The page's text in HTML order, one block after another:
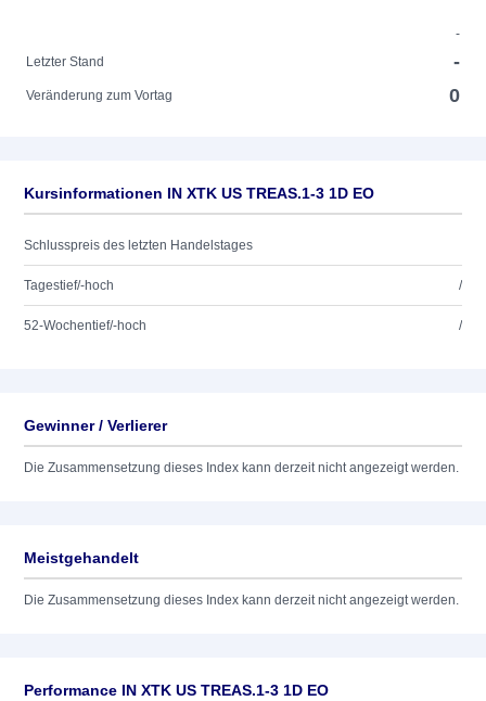
-
Letzter Stand
-
Veränderung zum Vortag 0
Kursinformationen IN XTK US TREAS.1-3 1D EO
Schlusspreis des letzten Handelstages
Tagestief/-hoch /
52-Wochentief/-hoch /
Gewinner / Verlierer
Die Zusammensetzung dieses Index kann derzeit nicht angezeigt werden.
Meistgehandelt
Die Zusammensetzung dieses Index kann derzeit nicht angezeigt werden.
Performance IN XTK US TREAS.1-3 1D EO